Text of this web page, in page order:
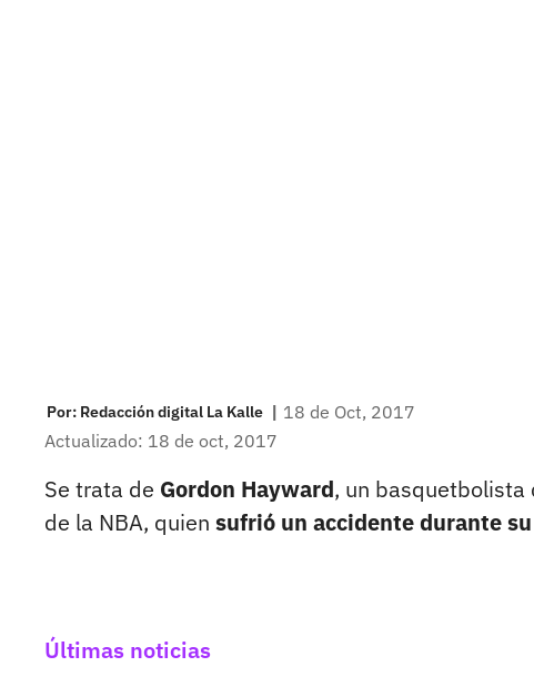
Por: Redacción digital La Kalle | 18 de Oct, 2017
Actualizado: 18 de oct, 2017
Se trata de Gordon Hayward, un basquetbolista
de la NBA, quien sufrió un accidente durante
Últimas noticias